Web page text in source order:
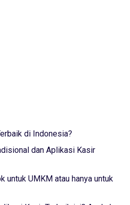
di Indonesia?
dan Aplikasi Kasir
untuk UMKM atau hanya untuk